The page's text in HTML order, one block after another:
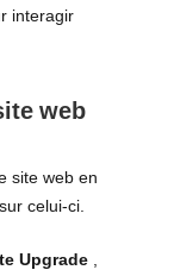
interagir
web
site web en
celui-ci.
Upgrade